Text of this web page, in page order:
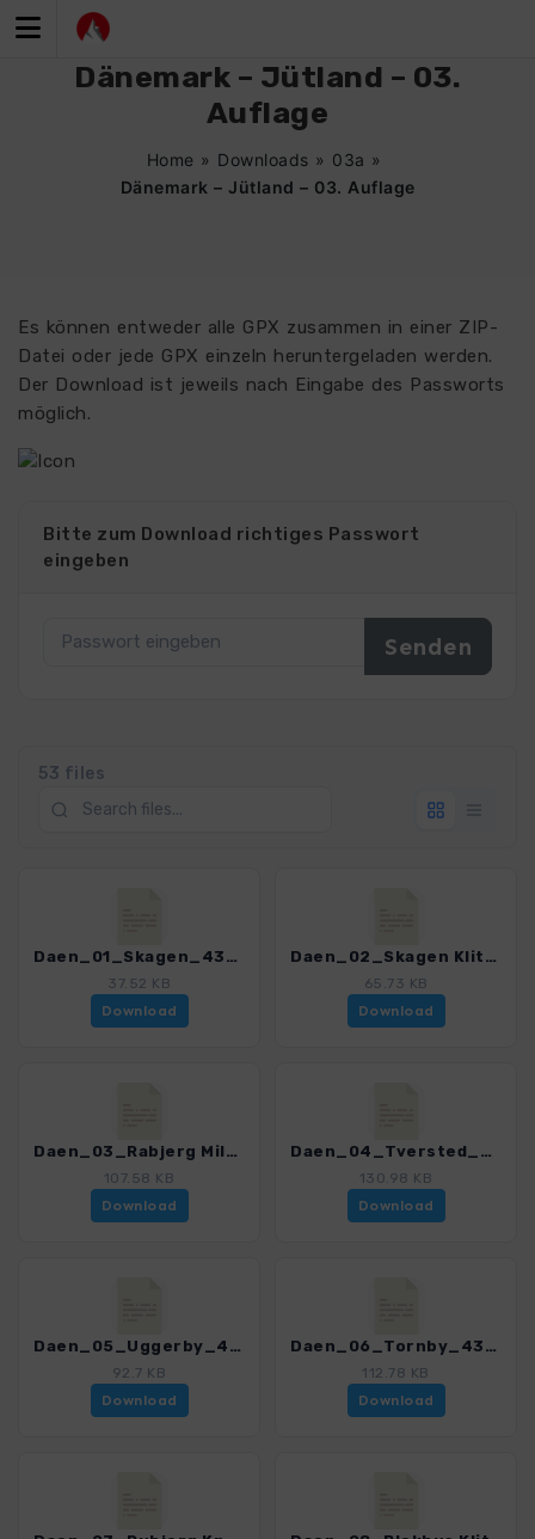
Inhalt
Dänemark – Jütland – 03.
Auflage
Home » Downloads » 03a »
Dänemark – Jütland – 03. Auflage
Es können entweder alle GPX zusammen in einer ZIP-
Datei oder jede GPX einzeln heruntergeladen werden.
Der Download ist jeweils nach Eingabe des Passworts
möglich.
Bitte zum Download richtiges Passwort
eingeben
53 files
Daen_01_Skagen_4352_3.gpx
37.52 KB
Download
Daen_02_Skagen Klitplantage_4352_3.gpx
65.73 KB
Download
Daen_03_Rabjerg Mile_4352_3.gpx
107.58 KB
Download
Daen_04_Tversted_4352_3.gpx
130.98 KB
Download
Daen_05_Uggerby_4352_3.gpx
92.7 KB
Download
Daen_06_Tornby_4352_3.gpx
112.78 KB
Download